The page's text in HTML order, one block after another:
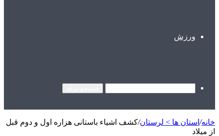
ورزش
خانه/ استان ها > لرستان/کشف اشیاء باستانی هزاره اول و دوم قبل
از میلاد